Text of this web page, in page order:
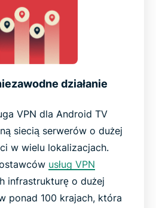
działanie
VPN dla Android TV
siecią serwerów o dużej
w wielu lokalizacjach.
usług VPN
infrastrukturę o dużej
ponad 100 krajach, która